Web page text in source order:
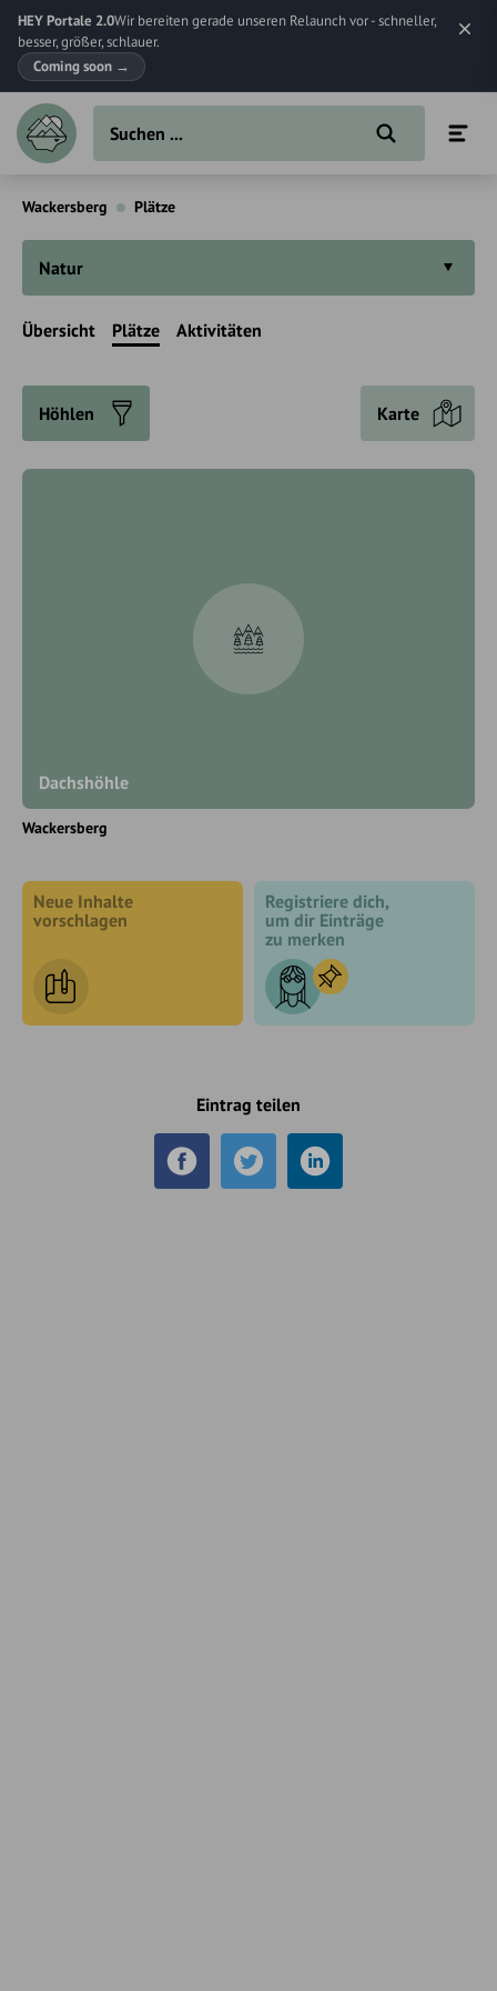
HEY Portale 2.0Wir bereiten gerade unseren Relaunch vor - schneller,
besser, größer, schlauer.
Coming soon →
Wackersberg Plätze
Natur
Übersicht Plätze Aktivitäten
Höhlen Karte
Dachshöhle
Wackersberg
Neue Inhalte
vorschlagen
Registriere dich,
um dir Einträge
zu merken
Eintrag teilen